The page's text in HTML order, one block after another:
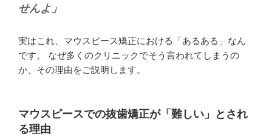
せんよ」
実はこれ、マウスピース矯正における「あるある」なん
です。 なぜ多くのクリニックでそう言われてしまうの
か、その理由をご説明します。
マウスピースでの抜歯矯正が「難しい」とされ
る理由